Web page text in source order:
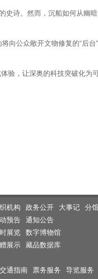
诗。然而，沉船如何从幽
公众敞开文物修复的“后台
，让深奥的科技突破化为
机构 政务公开 大事记 分
预告 通知公告
展览 数字博物馆
展示 藏品数据库
交通指南 票务服务 导览服务